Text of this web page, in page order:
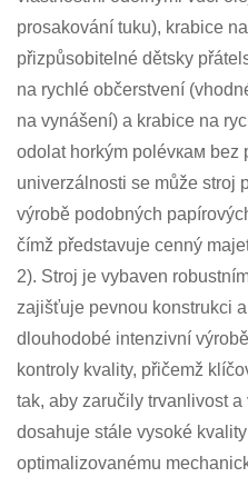
prosakování tuku), krabice
přizpůsobitelné dětsky
na rychlé občerstvení
na vynášení) a krabice na
odolat horkým polévкам bez
univerzálnosti se může stroj
výrobě podobných
čímž představuje cenný
2). Stroj je vybaven
zajišťuje pevnou konstrukci
dlouhodobé intenzivní
kontroly kvality, přičemž
tak, aby zaručily trvanlivost
dosahuje stále vysoké
optimalizovanému